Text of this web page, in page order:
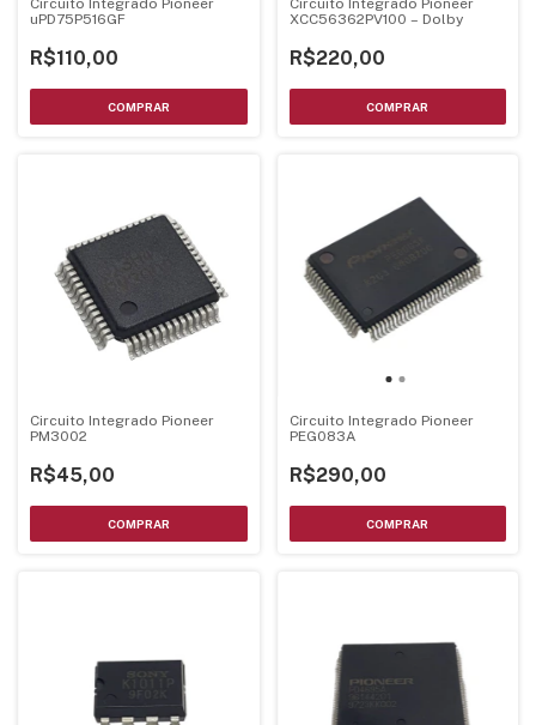
Circuito Integrado Pioneer
uPD75P516GF
R$110,00
Circuito Integrado Pioneer
XCC56362PV100 – Dolby
R$220,00
Circuito Integrado Pioneer
PM3002
R$45,00
Circuito Integrado Pioneer
PEG083A
R$290,00